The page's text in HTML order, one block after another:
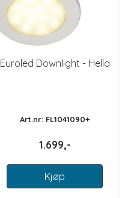
Euroled Downlight - Hella
Art.nr: FL1041090+
1.699,-
Kjøp